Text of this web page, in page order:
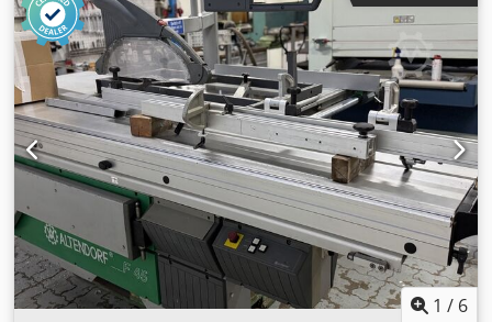
на височината на триона: електрическо Crodpfeyq Rz Ssx
Afwef Накланяне на триона: електрическо Регулиране на
надлъжния ограничител: електрическо Регулиране на
напречния ограничител: ръчно Показване на ъгъла на
триона: цифров индикатор Показване на височината на
рязане: - Показване на надлъжния ограничител: цифров
индикатор Показване на напречната линия: скала
Диаметър на триона: 450 мм Обороти: 4 Мощност на
двигателя: 5,5 kW Връзка за аспирация: 80 и 120 мм
Дължина на машината: 4000 мм Ширина на машината:
2200 мм Тегло: 1200 кг
1 / 6